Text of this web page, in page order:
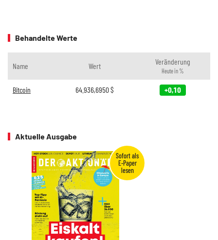
Behandelte Werte
Name Wert Veränderung
Heute in %
Bitcoin 64.936,6950$ +0,10
Aktuelle Ausgabe